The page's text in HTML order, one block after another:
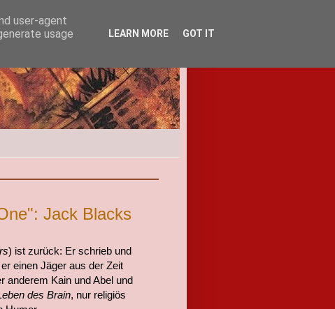
Jack Blacks
) ist zurück: Er schrieb und
einen Jäger aus der Zeit
anderem Kain und Abel und
des Brain, nur religiös
user-agent
usage
LEARN MORE GOT IT